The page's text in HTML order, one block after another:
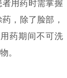
用药时需掌握
，除了脸部，
药期间不可洗
。